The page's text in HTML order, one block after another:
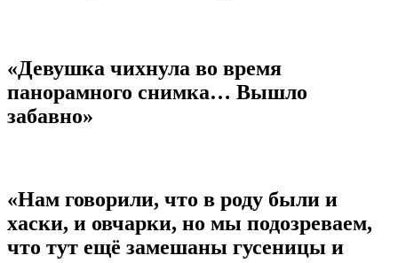
«Девушка чихнула во время
панорамного снимка… Вышло
забавно»
«Нам говорили, что в роду были и
хаски, и овчарки, но мы подозреваем,
что тут ещё замешаны гусеницы и